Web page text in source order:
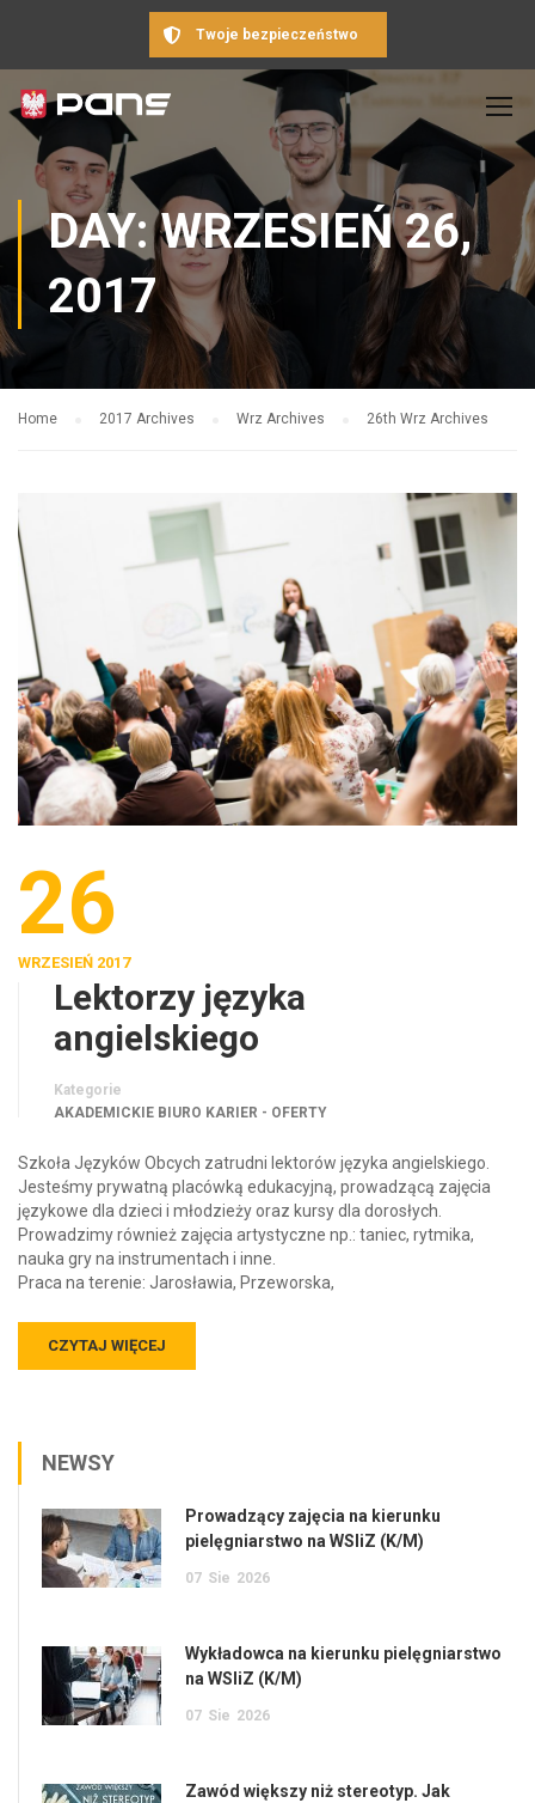
Twoje bezpieczeństwo
DAY: WRZESIEŃ 26,
2017
Home 2017 Archives Wrz Archives 26th Wrz Archives
26
WRZESIEŃ 2017
Lektorzy języka
angielskiego
Kategorie
AKADEMICKIE BIURO KARIER - OFERTY
Szkoła Języków Obcych zatrudni lektorów języka angielskiego.
Jesteśmy prywatną placówką edukacyjną, prowadzącą zajęcia
językowe dla dzieci i młodzieży oraz kursy dla dorosłych.
Prowadzimy również zajęcia artystyczne np.: taniec, rytmika,
nauka gry na instrumentach i inne.
Praca na terenie: Jarosławia, Przeworska,
CZYTAJ WIĘCEJ
NEWSY
Prowadzący zajęcia na kierunku
pielęgniarstwo na WSIiZ (K/M)
07 Sie 2026
Wykładowca na kierunku pielęgniarstwo
na WSIiZ (K/M)
07 Sie 2026
Zawód większy niż stereotyp. Jak